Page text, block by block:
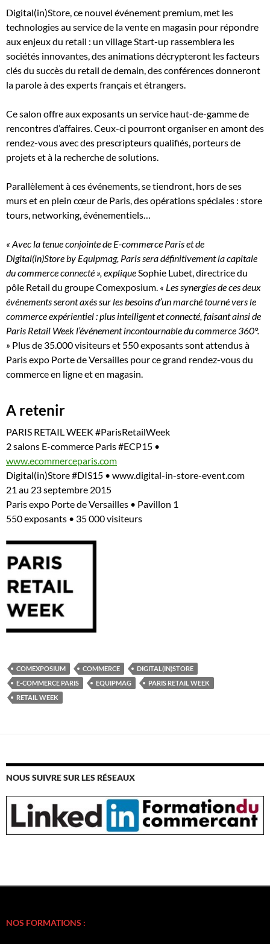
Digital(in)Store, ce nouvel événement premium, met les
technologies au service de la vente en magasin pour répondre
aux enjeux du retail : un village Start-up rassemblera les
sociétés innovantes, des animations décrypteront les facteurs
clés du succès du retail de demain, des conférences donneront
la parole à des experts français et étrangers.
Ce salon offre aux exposants un service haut-de-gamme de
rencontres d’affaires. Ceux-ci pourront organiser en amont des
rendez-vous avec des prescripteurs qualifiés, porteurs de
projets et à la recherche de solutions.
Parallèlement à ces événements, se tiendront, hors de ses
murs et en plein cœur de Paris, des opérations spéciales : store
tours, networking, événementiels…
« Avec la tenue conjointe de E-commerce Paris et de
Digital(in)Store by Equipmag, Paris sera définitivement la capitale
du commerce connecté », expliqueSophie Lubet, directrice du
pôle Retail du groupe Comexposium. « Les synergies de ces deux
événements seront axés sur les besoins d’un marché tourné vers le
commerce expérientiel : plus intelligent et connecté, faisant ainsi de
Paris Retail Week l’événement incontournable du commerce 360°.
» Plus de 35.000 visiteurs et 550 exposants sont attendus à
Paris expo Porte de Versailles pour ce grand rendez-vous du
commerce en ligne et en magasin.
A retenir
PARIS RETAIL WEEK #ParisRetailWeek
2 salons E-commerce Paris #ECP15 •
www.ecommerceparis.com
Digital(in)Store #DIS15 • www.digital-in-store-event.com
21 au 23 septembre 2015
Paris expo Porte de Versailles • Pavillon 1
550 exposants • 35 000 visiteurs
COMEXPOSIUM COMMERCE
DIGITAL(IN)STORE
E-COMMERCE PARIS
EQUIPMAG
PARIS RETAIL WEEK
RETAIL WEEK
NOUS SUIVRE SUR LES RÉSEAUX
NOS FORMATIONS :